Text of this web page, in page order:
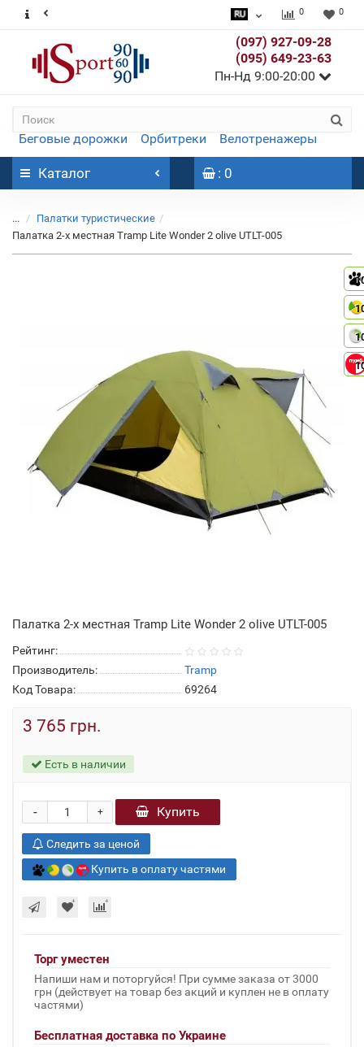
0 0
(097) 927-09-28
(095) 649-23-63
Пн-Нд 9:00-20:00
Беговые дорожки Орбитреки Велотренажеры
Каталог : 0
...
Палатки туристические
Палатка 2-х местная Tramp Lite Wonder 2 olive UTLT-005
Палатка 2-х местная Tramp Lite Wonder 2 olive UTLT-005
Рейтинг:
Производитель:
Tramp
Код Товара:
69264
3 765 грн.
Есть в наличии
+
- Купить
Следить за ценой
Купить в оплату частями
Торг уместен
Напиши нам и поторгуйся! При сумме заказа от 3000
грн (действует на товар без акций и куплен не в оплату
частями)
Бесплатная доставка по Украине